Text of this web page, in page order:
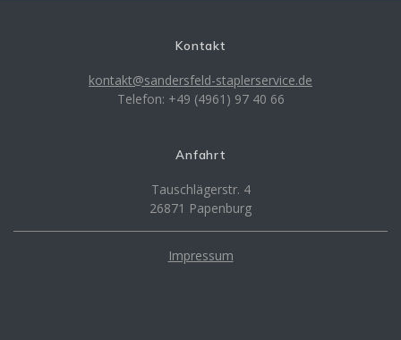
Kontakt
kontakt@sandersfeld-staplerservice.de
Telefon: +49 (4961) 97 40 66
Anfahrt
Tauschlägerstr. 4
26871 Papenburg
Impressum